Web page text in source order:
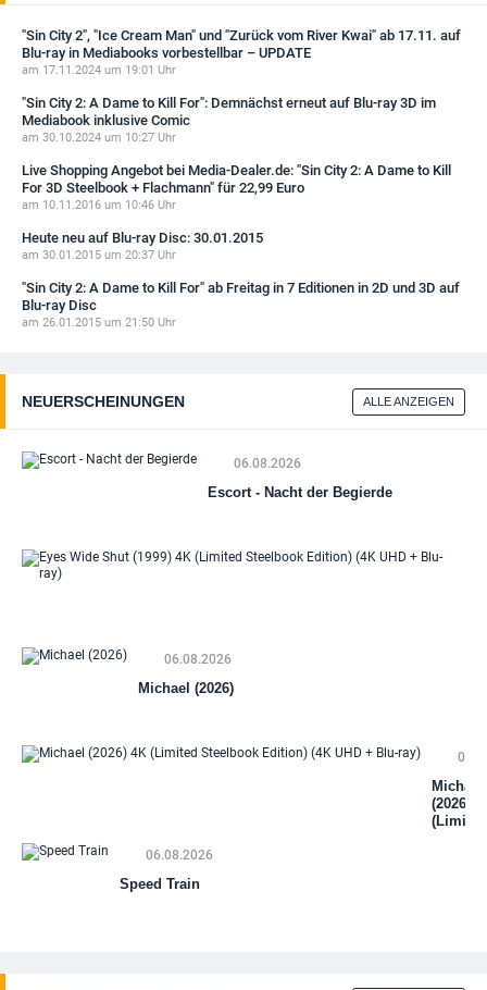
"Sin City 2", "Ice Cream Man" und "Zurück vom River Kwai" ab 17.11. auf
Blu-ray in Mediabooks vorbestellbar – UPDATE
am 17.11.2024 um 19:01 Uhr
"Sin City 2: A Dame to Kill For": Demnächst erneut auf Blu-ray 3D im
Mediabook inklusive Comic
am 30.10.2024 um 10:27 Uhr
Live Shopping Angebot bei Media-Dealer.de: "Sin City 2: A Dame to Kill
For 3D Steelbook + Flachmann" für 22,99 Euro
am 10.11.2016 um 10:46 Uhr
Heute neu auf Blu-ray Disc: 30.01.2015
am 30.01.2015 um 20:37 Uhr
"Sin City 2: A Dame to Kill For" ab Freitag in 7 Editionen in 2D und 3D auf
Blu-ray Disc
am 26.01.2015 um 21:50 Uhr
NEUERSCHEINUNGEN ALLE ANZEIGEN
06.08.2026
Escort - Nacht der Begierde
06.08.2026
Michael (2026)
Michael
(2026)
(Limited
06.08.2026
Speed Train